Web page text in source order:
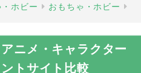
ホビー おもちゃ・ホビー
ニメ・キャラクター
トサイト比較